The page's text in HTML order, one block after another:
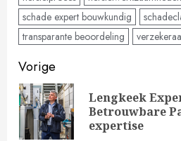
schade expert bouwkundig
transparante beoordeling
Doorgaan
met
lezen
Vorige
Lengkeek
Betrouwbare
expertise